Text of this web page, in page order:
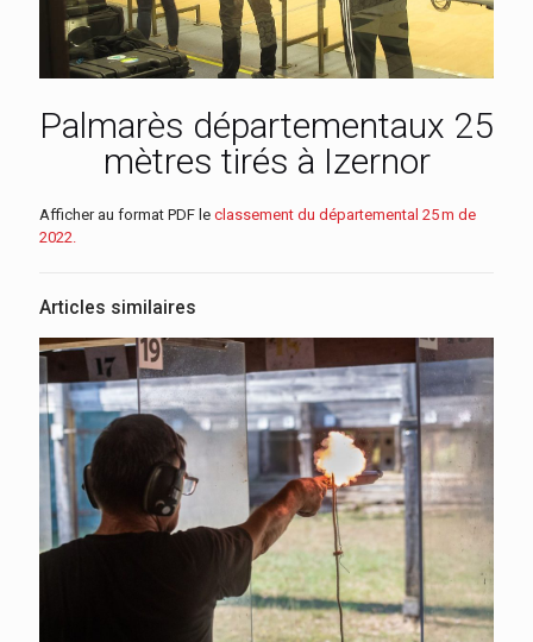
Palmarès départementaux 25
mètres tirés à Izernor
Afficher au format PDF le classement du départemental 25 m de
2022.
Articles similaires